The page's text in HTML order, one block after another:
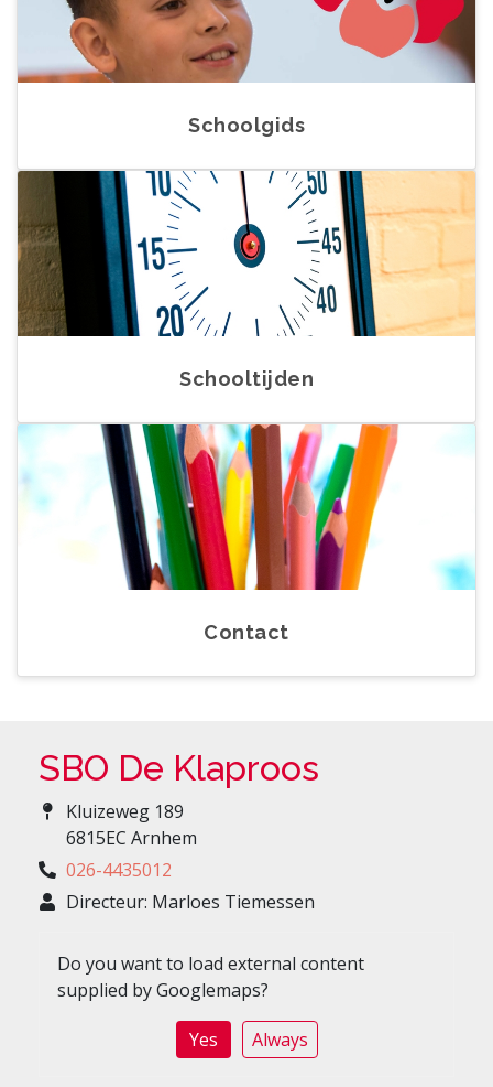
Schoolgids
Schooltijden
Contact
SBO De Klaproos
Kluizeweg 189
6815EC Arnhem
026-4435012
Directeur: Marloes Tiemessen
Do you want to load external content
supplied byGooglemaps?
Yes Always